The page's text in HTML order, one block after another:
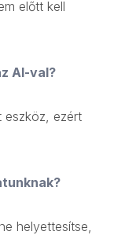
előtt kell
AI-val?
eszköz, ezért
helyettesítse,